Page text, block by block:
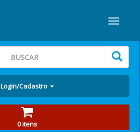
Login/Cadastro
0 itens